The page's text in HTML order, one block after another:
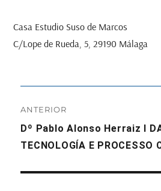
Casa Estudio Suso de Marcos
C/Lope de Rueda, 5, 29190 Málaga
de
entradas
ANTERIOR
Entrada
anterior:
Dº Pablo Alonso Herraiz I
TECNOLOGÍA E PROCESSO